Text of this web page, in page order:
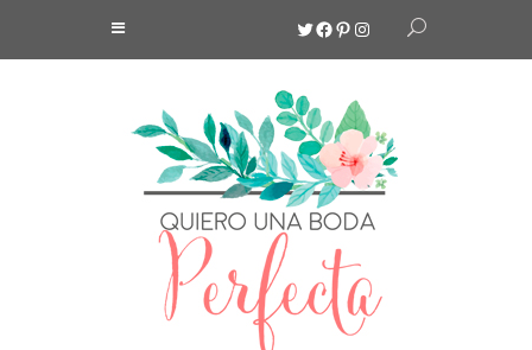
Twitter
Facebook
Pinterest
Instagram